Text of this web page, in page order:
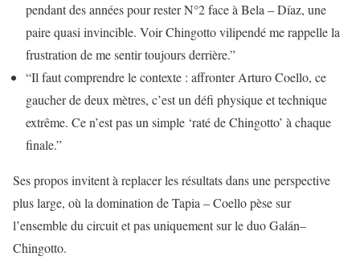
pendant des années pour rester N°2 face à Bela – Díaz, une
paire quasi invincible. Voir Chingotto vilipendé me rappelle la
frustration de me sentir toujours derrière.”
“Il faut comprendre le contexte : affronter Arturo Coello, ce
gaucher de deux mètres, c’est un défi physique et technique
extrême. Ce n’est pas un simple ‘raté de Chingotto’ à chaque
finale.”
Ses propos invitent à replacer les résultats dans une perspective
plus large, où la domination de Tapia – Coello pèse sur
l’ensemble du circuit et pas uniquement sur le duo Galán–
Chingotto.